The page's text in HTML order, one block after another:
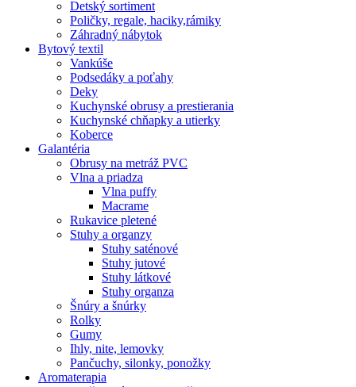
Detský sortiment
Poličky, regale, haciky,rámiky
Záhradný nábytok
Bytový textil
Vankúše
Podsedáky a poťahy
Deky
Kuchynské obrusy a prestierania
Kuchynské chňapky a utierky
Koberce
Galantéria
Obrusy na metráž PVC
Vlna a priadza
Vlna puffy
Macrame
Rukavice pletené
Stuhy a organzy
Stuhy saténové
Stuhy jutové
Stuhy látkové
Stuhy organza
Šnúry a šnúrky
Rolky
Gumy
Ihly, nite, lemovky
Pančuchy, silonky, ponožky
Aromaterapia